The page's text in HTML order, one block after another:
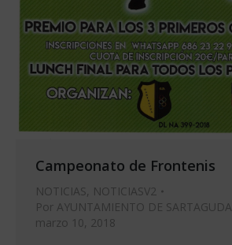
Campeonato de Frontenis
NOTICIAS, NOTICIASV2
Por AYUNTAMIENTO DE SARTAGUDA
marzo 10, 2018